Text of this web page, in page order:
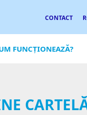
CONTACT
FUNCȚIONEAZĂ?